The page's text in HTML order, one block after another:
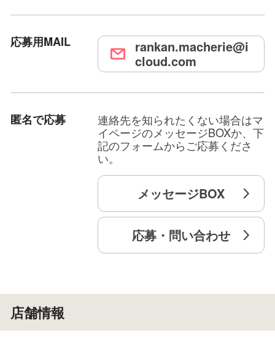
◆ 働きやすいお店であり続ける ◆
「稼げる環境」である事はもちろんですが、
「働きやすい環境」である事も同じくらい
初めてのお店選びで不安な事も
たくさんあると思います。
その不安を一つ一つ解消できるよう
スタッフ一同全力でサポートさせて頂きます。
応募用MAIL
rankan.macherie@i
cloud.com
匿名で応募
連絡先を知られたくない場合はマ
イページのメッセージBOXか、下
記のフォームからご応募くださ
い。
メッセージBOX
応募・問い合わせ
店舗情報